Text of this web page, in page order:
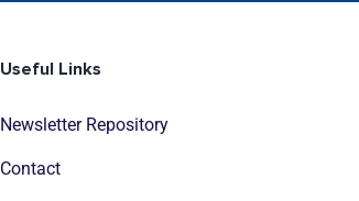
Useful Links
Newsletter Repository
Contact